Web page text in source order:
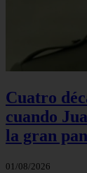
Cuatro
cuando
la gran
01/08/2026